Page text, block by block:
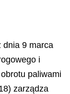
dnia 9 marca
i
paliwami
zarządza